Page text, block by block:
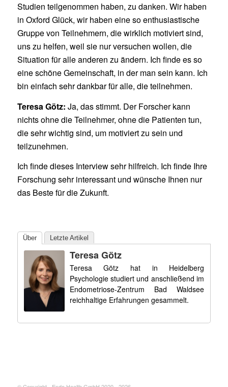
Studien teilgenommen haben, zu danken. Wir haben
in Oxford Glück, wir haben eine so enthusiastische
Gruppe von Teilnehmern, die wirklich motiviert sind,
uns zu helfen, weil sie nur versuchen wollen, die
Situation für alle anderen zu ändern. Ich finde es so
eine schöne Gemeinschaft, in der man sein kann. Ich
bin einfach sehr dankbar für alle, die teilnehmen.
Teresa Götz: Ja, das stimmt. Der Forscher kann
nichts ohne die Teilnehmer, ohne die Patienten tun,
die sehr wichtig sind, um motiviert zu sein und
teilzunehmen.
Ich finde dieses Interview sehr hilfreich. Ich finde Ihre
Forschung sehr interessant und wünsche Ihnen nur
das Beste für die Zukunft.
Über Letzte Artikel
Teresa Götz
Teresa Götz hat in Heidelberg
Psychologie studiert und anschließend im
Endometriose-Zentrum Bad Waldsee
reichhaltige Erfahrungen gesammelt.